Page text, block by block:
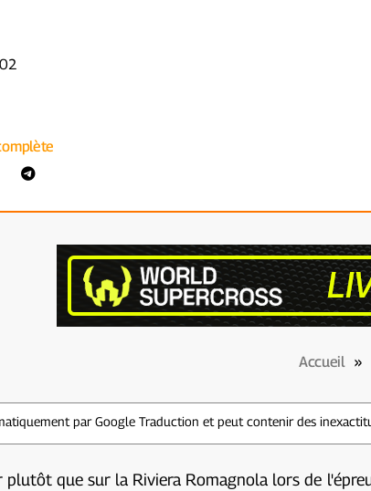
Accueil»
par Google Traduction et peut contenir des
plutôt que sur la Riviera Romagnola lors de